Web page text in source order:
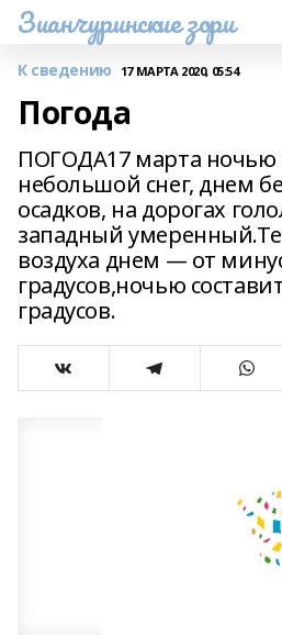
Зианчуринские зори
К сведению 17 МАРТА 2020, 05:54
Погода
ПОГОДА17 марта ночью
небольшой снег, днем
осадков, на дорогах
западный
воздуха днем — от
градусов,ночью
градусов.